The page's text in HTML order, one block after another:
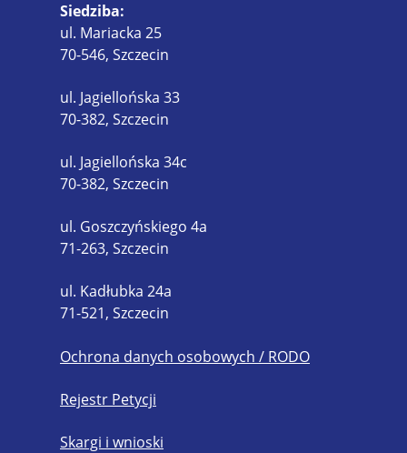
Siedziba:
ul. Mariacka 25
70-546, Szczecin
ul. Jagiellońska 33
70-382, Szczecin
ul. Jagiellońska 34c
70-382, Szczecin
ul. Goszczyńskiego 4a
71-263, Szczecin
ul. Kadłubka 24a
71-521, Szczecin
Ochrona danych osobowych / RODO
Rejestr Petycji
Skargi i wnioski